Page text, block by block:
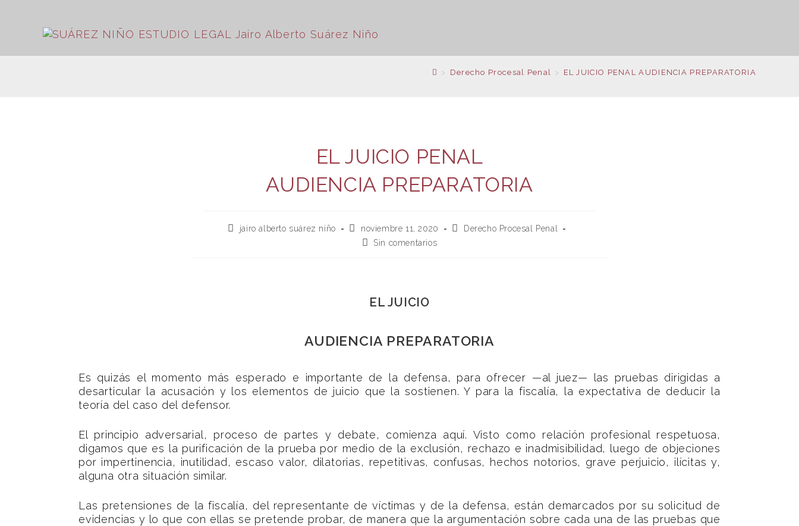
> Derecho Procesal Penal > EL JUICIO PENAL AUDIENCIA PREPARATORIA
EL JUICIO PENAL
AUDIENCIA PREPARATORIA
jairo alberto suárez niño noviembre 11, 2020
Derecho Procesal Penal
Sin comentarios
EL JUICIO
AUDIENCIA PREPARATORIA
Es quizás el momento más esperado e importante de la defensa, para ofrecer —al juez— las pruebas dirigidas a
desarticular la acusación y los elementos de juicio que la sostienen. Y para la fiscalía, la expectativa de deducir la
teoría del caso del defensor.
El principio adversarial, proceso de partes y debate, comienza aquí. Visto como relación profesional respetuosa,
digamos que es la purificación de la prueba por medio de la exclusión, rechazo e inadmisibilidad, luego de objeciones
por impertinencia, inutilidad, escaso valor, dilatorias, repetitivas, confusas, hechos notorios, grave perjuicio, ilícitas y,
alguna otra situación similar.
Las pretensiones de la fiscalía, del representante de víctimas y de la defensa, están demarcados por su solicitud de
evidencias y lo que con ellas se pretende probar, de manera que la argumentación sobre cada una de las pruebas que